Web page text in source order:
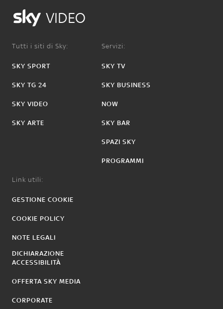
VIDEO
Tutti i siti di Sky:
SKY SPORT
SKY TG 24
SKY VIDEO
SKY ARTE
Servizi:
SKY TV
SKY BUSINESS
NOW
SKY BAR
SPAZI SKY
PROGRAMMI
Link utili:
GESTIONE COOKIE
COOKIE POLICY
NOTE LEGALI
DICHIARAZIONE
ACCESSIBILITÀ
OFFERTA SKY MEDIA
CORPORATE